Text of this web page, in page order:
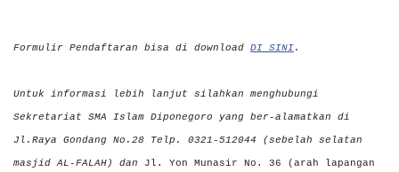
Formulir Pendaftaran bisa di download DI SINI.
Untuk informasi lebih lanjut silahkan menghubungi
Sekretariat SMA Islam Diponegoro yang ber-alamatkan di
Jl.Raya Gondang No.28 Telp. 0321-512044 (sebelah selatan
masjid AL-FALAH) dan Jl. Yon Munasir No. 36 (arah lapangan